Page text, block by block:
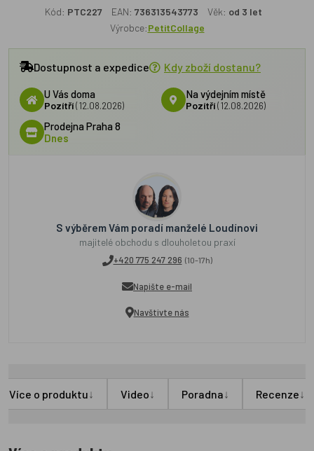
Kód: PTC227 EAN: 736313543773 Věk: od 3 let
Výrobce:PetitCollage
Dostupnost a expedice Kdy zboží dostanu?
U Vás doma
Pozítří(12.08.2026)
Na výdejním místě
Pozítří (12.08.2026)
Prodejna Praha 8
Dnes
S výběrem Vám poradí manželé Loudínovi
majitelé obchodu s dlouholetou praxí
+420 775 247 296 (10-17h)
Napište e-mail
Navštivte nás
Více o produktu↓ Video↓ Poradna↓ Recenze↓